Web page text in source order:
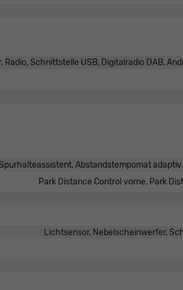
Radio, Schnittstelle USB, Digitalradio DAB,
Abstandstempomat
Park Distance Control vorne, Park
Lichtsensor, Nebelscheinwerfer,